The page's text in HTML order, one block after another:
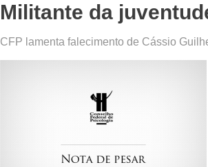
Militante da
CFP lamenta falecimento de Cássio